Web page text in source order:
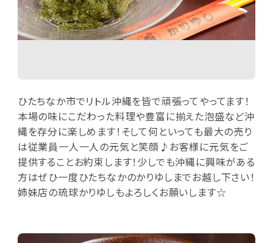
ひたちなか市でリトル沖縄を皆で頑張ってやってます！
本場の味にこだわった料理や豊富に揃えた泡盛など沖
縄を存分に楽しめます！そして何といっても最大の売り
は従業員一人一人の元気と笑顔♪お客様に元気をご
提供することお約束します！少しでも沖縄に興味がある
方はぜひ一度ひたちなかのかりゆしまでお越し下さい！
姉妹店の琉球かりゆしもよろしくお願いします☆